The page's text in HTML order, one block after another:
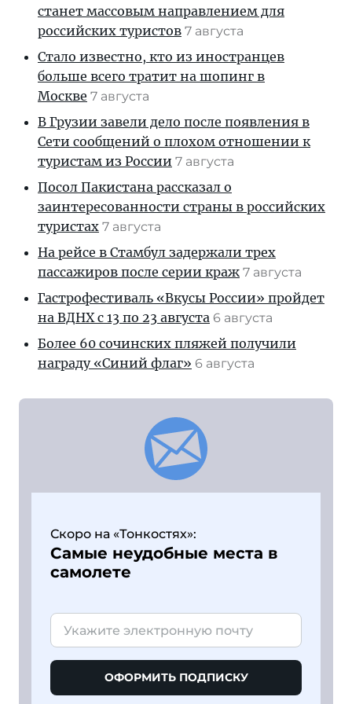
станет массовым направлением для
российских туристов 7 августа
Стало известно, кто из иностранцев
больше всего тратит на шопинг в
Москве 7 августа
В Грузии завели дело после появления в
Сети сообщений о плохом отношении к
туристам из России 7 августа
Посол Пакистана рассказал о
заинтересованности страны в российских
туристах 7 августа
На рейсе в Стамбул задержали трех
пассажиров после серии краж 7 августа
Гастрофестиваль «Вкусы России» пройдет
на ВДНХ с 13 по 23 августа 6 августа
Более 60 сочинских пляжей получили
награду «Синий флаг» 6 августа
Скоро на «Тонкостях»:
Самые неудобные места в
самолете
ОФОРМИТЬ ПОДПИСКУ